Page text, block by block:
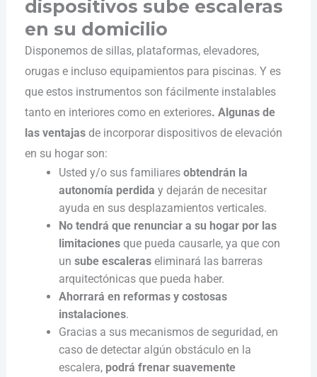
dispositivos sube escaleras
en su domicilio
Disponemos de sillas, plataformas, elevadores,
orugas e incluso equipamientos para piscinas. Y es
que estos instrumentos son fácilmente instalables
tanto en interiores como en exteriores. Algunas de
las ventajasde incorporar dispositivos de elevación
en su hogar son:
Usted y/o sus familiares obtendrán la
autonomía perdida y dejarán de necesitar
ayuda en sus desplazamientos verticales.
No tendrá que renunciar a su hogar por las
limitacionesque pueda causarle, ya que con
un sube escaleraseliminará las barreras
arquitectónicas que pueda haber.
Ahorrará en reformas y costosas
instalaciones.
Gracias a sus mecanismos de seguridad, en
caso de detectar algún obstáculo en la
escalera, podrá frenar suavemente